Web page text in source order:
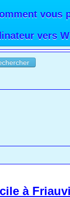
vous
vers
à